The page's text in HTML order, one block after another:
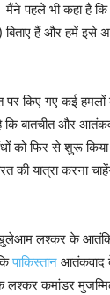
पहले भी कहा है कि
हैं और हमें इसे
किए गए कई हमलों
कि बातचीत और
फिर से शुरू किया
यात्रा करना
लश्कर के
पाकिस्तान आतंकवाद
लश्कर कमांडर